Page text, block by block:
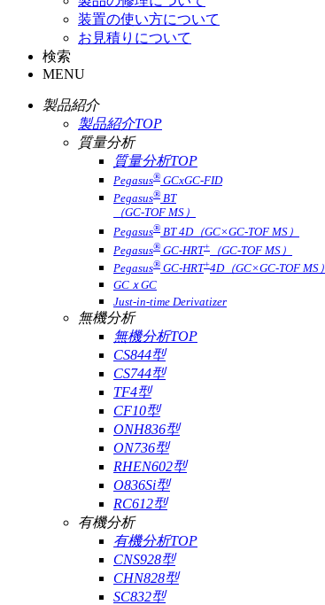
装置の使い方について
お見積りについて
検索
MENU
製品紹介
製品紹介TOP
質量分析
質量分析TOP
Pegasus® GCxGC-FID
Pegasus® BT
（GC-TOF MS）
Pegasus® BT 4D（GC×GC-TOF MS）
Pegasus® GC-HRT+
（GC-TOF MS）
Pegasus® GC-HRT+4D（GC×GC-TOF MS）
GCｘGC
Just-in-time Derivatizer
無機分析
無機分析TOP
CS844型
CS744型
TF4型
CF10型
ONH836型
ON736型
RHEN602型
O836Si型
RC612型
有機分析
有機分析TOP
CNS928型
CHN828型
SC832型